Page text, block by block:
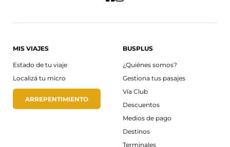
MIS VIAJES
Estado de tu viaje
Localizá tu micro
ARREPENTIMIENTO
BUSPLUS
¿Quiénes somos?
Gestiona tus pasajes
Vía Club
Descuentos
Medios de pago
Destinos
Terminales